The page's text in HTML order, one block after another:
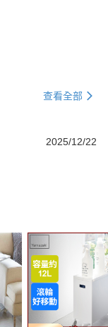
查看全部
2025/12/22